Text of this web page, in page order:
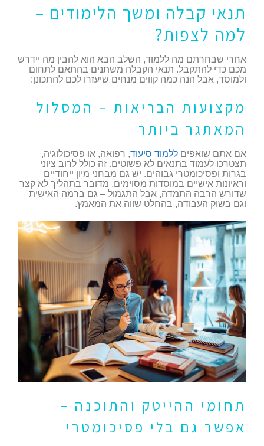
תנאי קבלה ומשך הלימודים –
למה לצפות?
אחרי שבחרתם מה ללמוד, השלב הבא הוא להבין מה יידרש
מכם כדי להתקבל. תנאי הקבלה משתנים בהתאם לתחום
ולמוסד, אבל הנה כמה קווים מנחים שיעזרו לכם להתכונן:
מקצועות הבריאות – המסלול
המאתגר ביותר
אם אתם שואפים ללמוד סיעוד, רפואה, או פסיכולוגיה,
תצטרכו לעמוד בתנאים לא פשוטים. זה כולל לרוב ציוני
בגרות ופסיכומטרי גבוהים. יש גם מבחני מיון ייחודיים
וראיונות אישיים במוסדות מסוימים. מדובר בתהליך לא קצר
שדורש הרבה התמדה, אבל התגמול – גם ברמה האישית
וגם בשוק העבודה, בהחלט שווה את המאמץ.
תחומי ההייטק והתוכנה –
אפשר גם בלי פסיכומטרי